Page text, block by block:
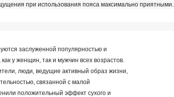
при использования пояса максимально приятными.
заслуженной популярностью и
у женщин, так и мужчин всех возрастов.
люди, ведущие активный образ жизни,
связанной с малой
положительный эффект сухого и